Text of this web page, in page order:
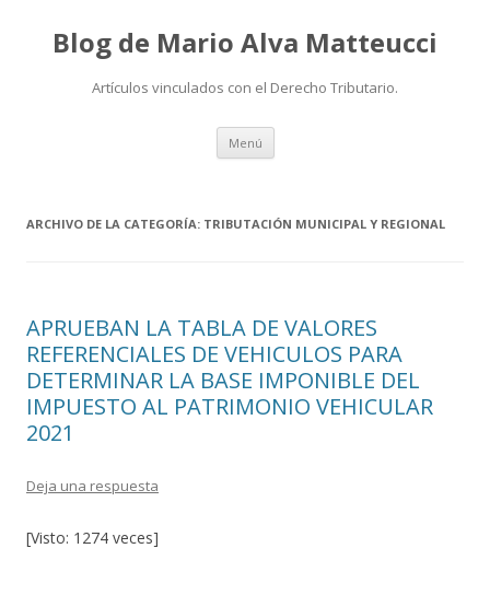
Blog de Mario Alva Matteucci
Artículos vinculados con el Derecho Tributario.
Menú Ir
contenido
ARCHIVO DE LA CATEGORÍA: TRIBUTACIÓN MUNICIPAL Y REGIONAL
APRUEBAN LA TABLA DE VALORES
REFERENCIALES DE VEHICULOS PARA
DETERMINAR LA BASE IMPONIBLE DEL
IMPUESTO AL PATRIMONIO VEHICULAR
2021
Deja una respuesta
[Visto: 1274 veces]